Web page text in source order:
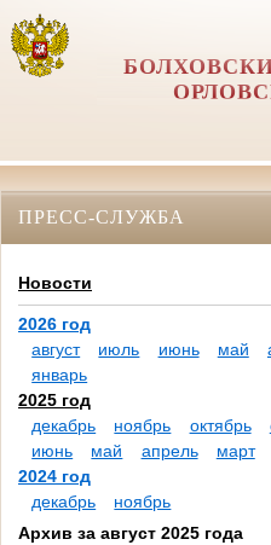
ПРЕСС-СЛУЖБА
Новости
2026 год
август
июль июнь май
январь
2025 год
декабрь
ноябрь октябрь
июнь
май апрель март
2024 год
декабрь
ноябрь
Архив за август 2025 года